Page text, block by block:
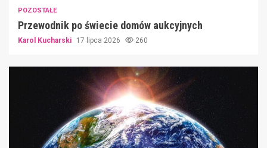
POZOSTAŁE
Przewodnik po świecie domów aukcyjnych
Karol Kucharski 17 lipca 2026 260